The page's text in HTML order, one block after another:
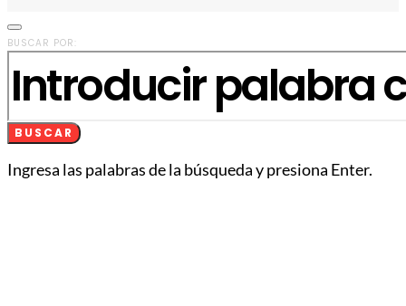
BUSCAR POR:
BUSCAR
Ingresa las palabras de la búsqueda y presiona Enter.